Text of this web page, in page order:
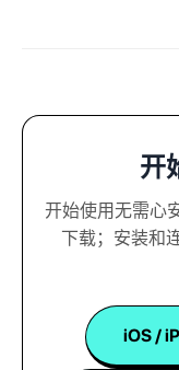
开
开始使用无需心
下载；安装和
iOS /